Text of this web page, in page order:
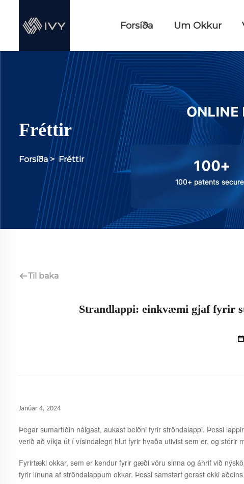
Forsíða Um Okkur
Fréttir
Forsíða>Fréttir
Til baka
Strandlappi: einkvæmi gjaf fyrir
Janúar 4, 2024
Þegar sumartíðin nálgast, aukast beiðni fyrir ströndalappi. Þessi
verið að víkja út í vísindalegri hlut fyrir hvaða utivist sem er, og stórir
Fyrirtæki okkar, sem er kendur fyrir gæði vöru sinna og áhrif við
fyrir línuna af ströndalappum okkar. Þessi samstarf gerast ekki